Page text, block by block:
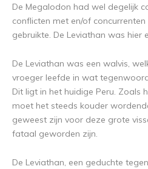
De Megalodon had wel degelijk
conflicten met en/of
gebruikte. De Leviathan was hier
De Leviathan was een walvis,
vroeger leefde in wat
Dit ligt in het huidige Peru. Zoals
moet het steeds kouder
geweest zijn voor deze grote
fataal geworden zijn.
De Leviathan, een geduchte